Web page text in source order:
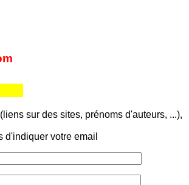
sur des sites, prénoms d'auteurs, ...),
votre email